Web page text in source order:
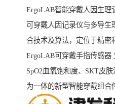
ErgoLAB智能穿戴人因生理
可穿戴人因记录仪与多导
合技术及算法，定位于精密
ErgoLAB可穿戴手指传感器
SpO2血氧饱和度、SKT皮
为一体的新型智能穿戴组合